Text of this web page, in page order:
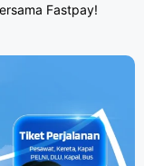
Fastpay!